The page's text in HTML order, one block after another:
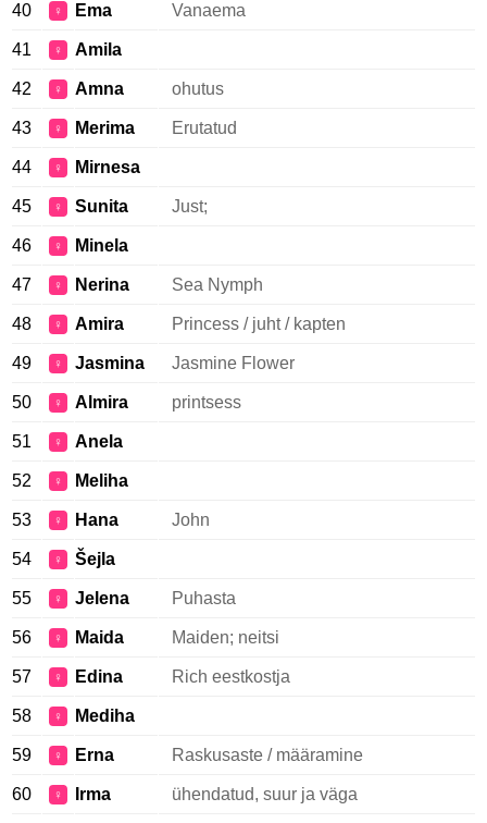
40 ♀ Ema Vanaema
41 ♀ Amila
42 ♀ Amna ohutus
43 ♀ Merima Erutatud
44 ♀ Mirnesa
45 ♀ Sunita Just;
46 ♀ Minela
47 ♀ Nerina Sea Nymph
48 ♀ Amira Princess / juht / kapten
49 ♀ Jasmina Jasmine Flower
50 ♀ Almira printsess
51 ♀ Anela
52 ♀ Meliha
53 ♀ Hana John
54 ♀ Šejla
55 ♀ Jelena Puhasta
56 ♀ Maida Maiden; neitsi
57 ♀ Edina Rich eestkostja
58 ♀ Mediha
59 ♀ Erna Raskusaste / määramine
60 ♀ Irma ühendatud, suur ja väga